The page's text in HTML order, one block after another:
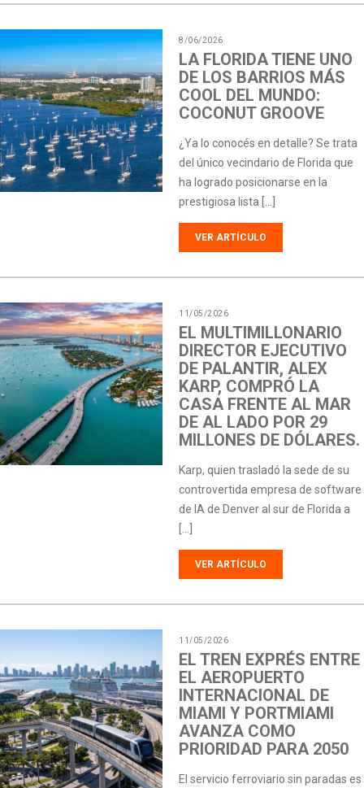
8/06/2026
LA FLORIDA TIENE UNO
DE LOS BARRIOS MÁS
COOL DEL MUNDO:
COCONUT GROOVE
¿Ya lo conocés en detalle? Se trata
del único vecindario de Florida que
ha logrado posicionarse en la
prestigiosa lista […]
VER ARTÍCULO
11/05/2026
EL MULTIMILLONARIO
DIRECTOR EJECUTIVO
DE PALANTIR, ALEX
KARP, COMPRÓ LA
CASA FRENTE AL MAR
DE AL LADO POR 29
MILLONES DE DÓLARES.
Karp, quien trasladó la sede de su
controvertida empresa de software
de IA de Denver al sur de Florida a
[…]
VER ARTÍCULO
11/05/2026
EL TREN EXPRÉS ENTRE
EL AEROPUERTO
INTERNACIONAL DE
MIAMI Y PORTMIAMI
AVANZA COMO
PRIORIDAD PARA 2050
El servicio ferroviario sin paradas es